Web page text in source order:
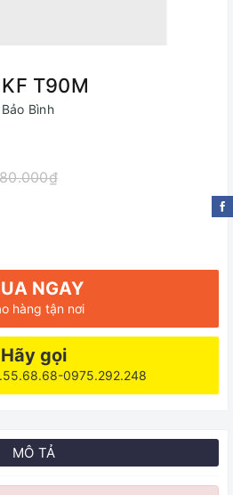
T90M
Bình
NGAY
hàng tận nơi
Hãy gọi
0975.292.248
MÔ TẢ